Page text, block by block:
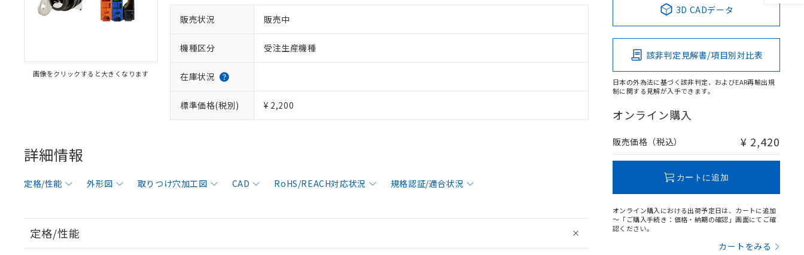
画像をクリックすると大きくなります
販売状況 販売中
機種区分 受注生産機種
在庫状況
標準価格(税別) ¥ 2,200
詳細情報
定格/性能 外形図 取りつけ穴加工図 CAD RoHS/REACH対応状況 規格認証/適合状況
定格/性能
3D CADデータ
該非判定見解書/項目別対比表
日本の外為法に基づく該非判定、およびEAR再輸出規
制に関する見解が入手できます。
オンライン購入
販売価格（税込） ¥ 2,420
カートに追加
オンライン購入における出荷予定日は、カートに追加
～「ご購入手続き：価格・納期の確認」画面にてご確
認ください。
カートをみる